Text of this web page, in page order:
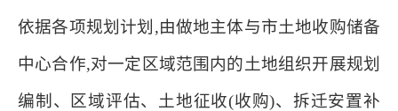
依据各项规划计划,由做地主体与市土地收购储备
中心合作,对一定区域范围内的土地组织开展规划
编制、区域评估、土地征收(收购)、拆迁安置补